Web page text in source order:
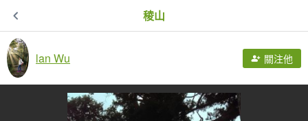
稜山
lan Wu 關注他